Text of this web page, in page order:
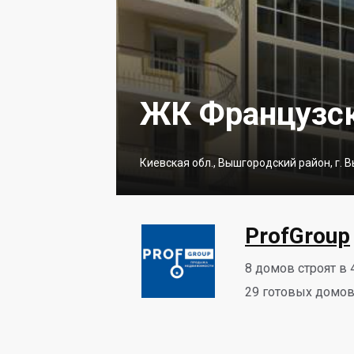
ЖК
Киевская обл., Вышгородский район, г.
ProfGroup
8 домов строят
29 готовых